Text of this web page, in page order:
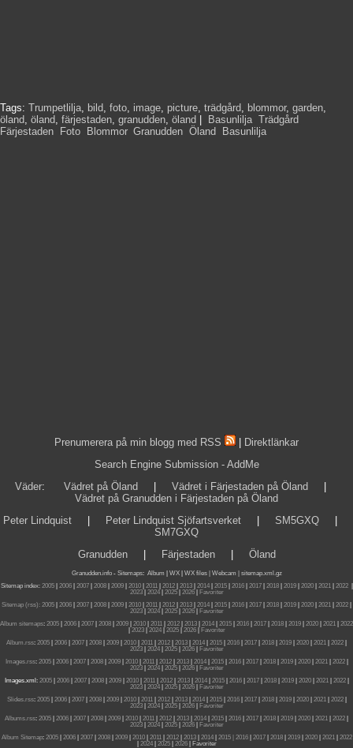
Tags: Trumpetlilja, bild, foto, image, picture, trädgård, blommor, garden,
öland, öland, färjestaden, granudden, öland Basunlilja, Trädgård
Färjestaden
Foto Blommor, Granudden Öland Basunlilja,
Prenumerera på min blogg med RSS
Direktlänkar
Search Engine Submission - AddMe
Väder: Vädret på Öland Vädret i Färjestaden på Öland
Vädret på Granudden i Färjestaden på Öland
Peter Lindquist
Peter Lindquist Sjöfartsverket SM5GXQ
SM7GXQ
Granudden| Färjestaden| Öland
Granudden.info- Sitemaps: Album WX WX files | Webcam |
sitemap.xml.gz
Sitemap index: 2005| 2006| 2007| 2008| 2009| 2010| 2011| 2012| 2013| 2014| 2015| 2016| 2017| 2018| 2019| 2020| 2021| 2022|
2023| 2024| 2025| 2026|
Favoriter
Sitemap (rss): 2005 2006 2007 2008 2009 2010 2011 2012 2013 2014 2015 2016 2017 2018 2019 2020 2021 2022
2023| 2024| 2025| 2026|
Favoriter
Album sitemaps: 2005 2006 2007 2008 2009 2010 2011 2012 2013 2014 2015 2016 2017 2018 2019 2020 2021
2022
2023| 2024| 2025| 2026|
Favoriter
Album.rss: 2005 2006 2007 2008 2009 2010 2011 2012 2013 2014 2015 2016 2017 2018 2019 2020 2021 2022
2023| 2024| 2025| 2026|
Favoriter
Images.rss: 2005| 2006| 2007| 2008| 2009| 2010| 2011| 2012| 2013| 2014| 2015| 2016| 2017| 2018| 2019| 2020| 2021| 2022|
2023| 2024| 2025| 2026|
Favoriter
Images.xml: 2005| 2006| 2007| 2008| 2009| 2010| 2011| 2012| 2013| 2014| 2015| 2016| 2017| 2018| 2019| 2020| 2021| 2022|
2023| 2024| 2025| 2026|
Favoriter
Slides.rss: 2005| 2006| 2007| 2008| 2009| 2010| 2011| 2012| 2013| 2014| 2015| 2016| 2017| 2018| 2019| 2020| 2021| 2022|
2023| 2024| 2025| 2026|
Favoriter
Albums.rss: 2005 2006 2007 2008 2009 2010 2011 2012 2013 2014 2015 2016 2017 2018 2019 2020 2021 2022
2023| 2024| 2025| 2026|
Favoriter
Album Sitemap: 2005| 2006| 2007| 2008| 2009| 2010| 2011| 2012| 2013| 2014| 2015 | 2016| 2017| 2018| 2019| 2020| 2021| 2022
2024| 2025| 2026|
Favoriter